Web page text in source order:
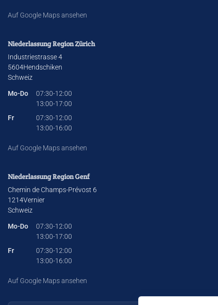
Auf Google Maps ansehen
Niederlassung Region Zürich
Industriestrasse 4
5604Hendschiken
Schweiz
Mo-Do
07:30-12:00
13:00-17:00
Fr
07:30-12:00
13:00-16:00
Auf Google Maps ansehen
Niederlassung Region Genf
Chemin de Champs-Prévost 6
1214Vernier
Schweiz
Mo-Do
07:30-12:00
13:00-17:00
Fr
07:30-12:00
13:00-16:00
Auf Google Maps ansehen